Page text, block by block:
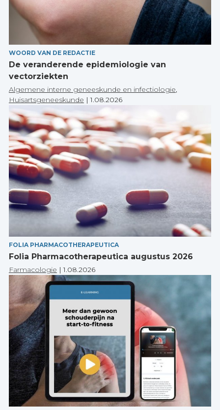
WOORD VAN DE REDACTIE
De veranderende epidemiologie van
vectorziekten
Algemene interne geneeskunde en infectiologie,
Huisartsgeneeskunde |1.08.2026
FOLIA PHARMACOTHERAPEUTICA
Folia Pharmacotherapeutica augustus 2026
Farmacologie |1.08.2026